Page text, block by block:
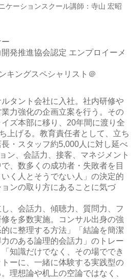
ケーションスクール講師：寺山 宏昭
発推進協会認定 エンプロイーメ
キングスペシャリスト＠
タント会社に入社。社内研修や
力強化の企画立案を行う。その
ズ本部に移り、20年間に渡り全
上げる。教育責任者として、立ち
長・スタッフ約5,000人に対し延べ
ン、会話力、接客、マネジメント
、数多くの成功者・失敗者を目
く人とそうでない人」の決定的
ンの取り方にあることに気づ
、会話力、傾聴力、質問力、フ
を多数実施。コンサル出身の強
に整理する方法」「結論を簡潔
のある論理的会話力」のトレー
知識だけでなく、その場ででき
ーに、一緒に体験する実践型の
理想論や机上の空論ではなく、